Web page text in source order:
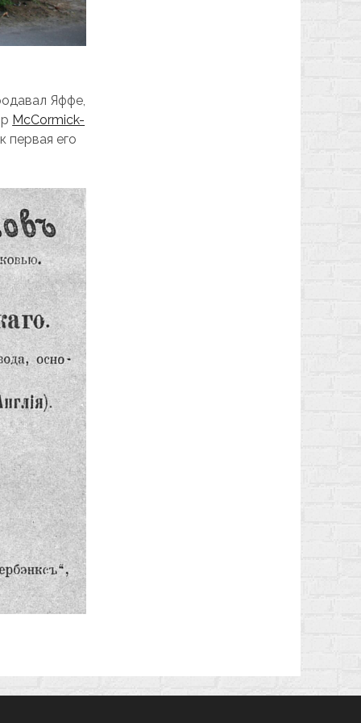
Яффе,
McCormick-
первая его